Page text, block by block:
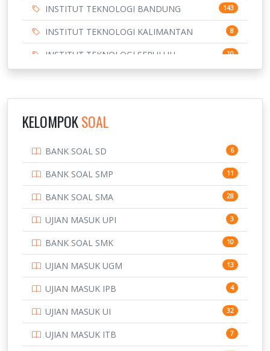
INSTITUT TEKNOLOGI BANDUNG 143
INSTITUT TEKNOLOGI KALIMANTAN 8
INSTITUT TEKNOLOGI SEPULUH
NOVEMBER
10
3
169
7
PTDI STTD 4
133
SMA 146
SMK 231
SMP 134
STIP 2
KELOMPOKSOAL
BANK SOAL SD 6
BANK SOAL SMP 11
BANK SOAL SMA 28
UJIAN MASUK UPI 3
BANK SOAL SMK 10
UJIAN MASUK UGM 13
UJIAN MASUK IPB 4
UJIAN MASUK UI 32
UJIAN MASUK ITB 7